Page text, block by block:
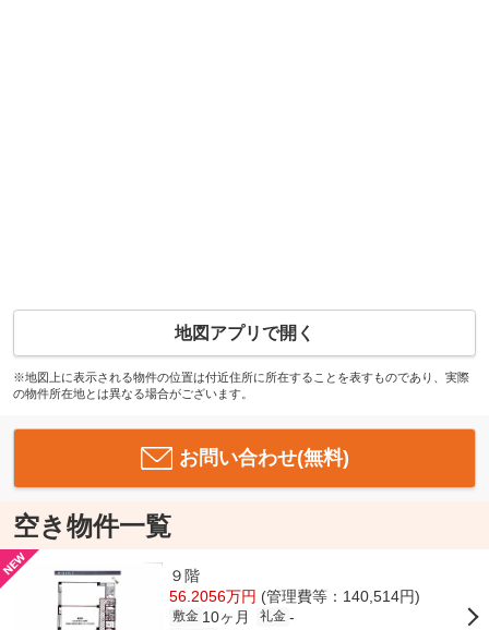
地図アプリで開く
※地図上に表示される物件の位置は付近住所に所在することを表すものであり、実際
の物件所在地とは異なる場合がございます。
お問い合わせ(無料)
空き物件一覧
９階
56.2056万円 (管理費等：140,514円)
敷金 10ヶ月 礼金 -